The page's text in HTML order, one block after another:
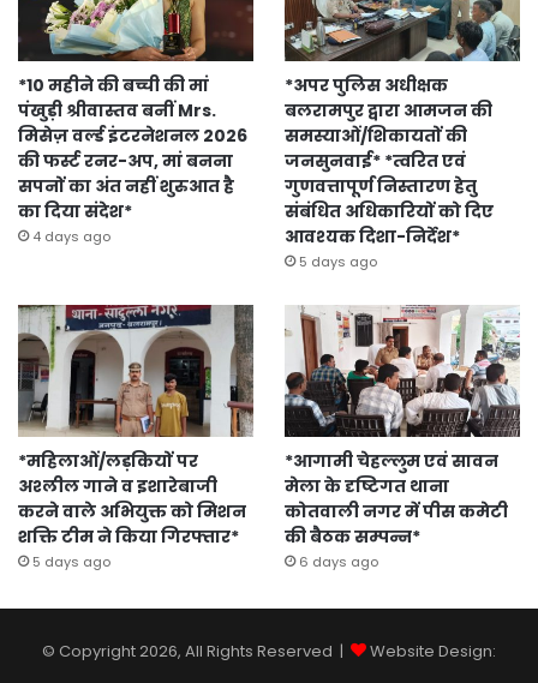
*10 महीने की बच्ची की मां
पंखुड़ी श्रीवास्तव बनीं Mrs.
मिसेज़ वर्ल्ड इंटरनेशनल 2026
की फर्स्ट रनर-अप, मां बनना
सपनों का अंत नहीं शुरुआत है
का दिया संदेश*
4 days ago
*अपर पुलिस अधीक्षक
बलरामपुर द्वारा आमजन की
समस्याओं/शिकायतों की
जनसुनवाई* *त्वरित एवं
गुणवत्तापूर्ण निस्तारण हेतु
संबंधित अधिकारियों को दिए
आवश्यक दिशा-निर्देश*
5 days ago
*महिलाओं/लड़कियों पर
अश्लील गाने व इशारेबाजी
करने वाले अभियुक्त को मिशन
शक्ति टीम ने किया गिरफ्तार*
5 days ago
*आगामी चेहल्लुम एवं सावन
मेला के दृष्टिगत थाना
कोतवाली नगर में पीस कमेटी
की बैठक सम्पन्न*
6 days ago
© Copyright 2026, All Rights Reserved |
Website Design: